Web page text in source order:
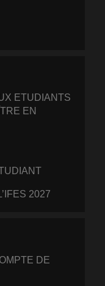
ETUDIANTS
EN
2027
DE